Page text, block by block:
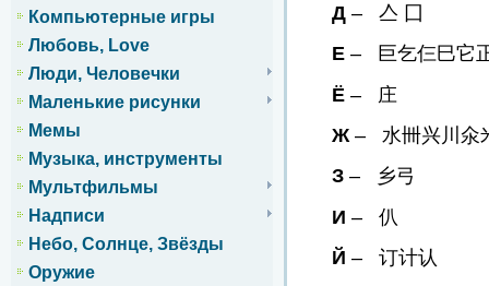
Компьютерные игры
Любовь, Love
Люди, Человечки
Маленькие рисунки
Мемы
Музыка, инструменты
Мультфильмы
Надписи
Небо, Солнце, Звёзды
Оружие
Д – 亼 囗
Е – 巨乞仨巳它
Ё – 庄
Ж– 水卌兴川氽
З – 乡弓
И – 仈
Й – 订计认